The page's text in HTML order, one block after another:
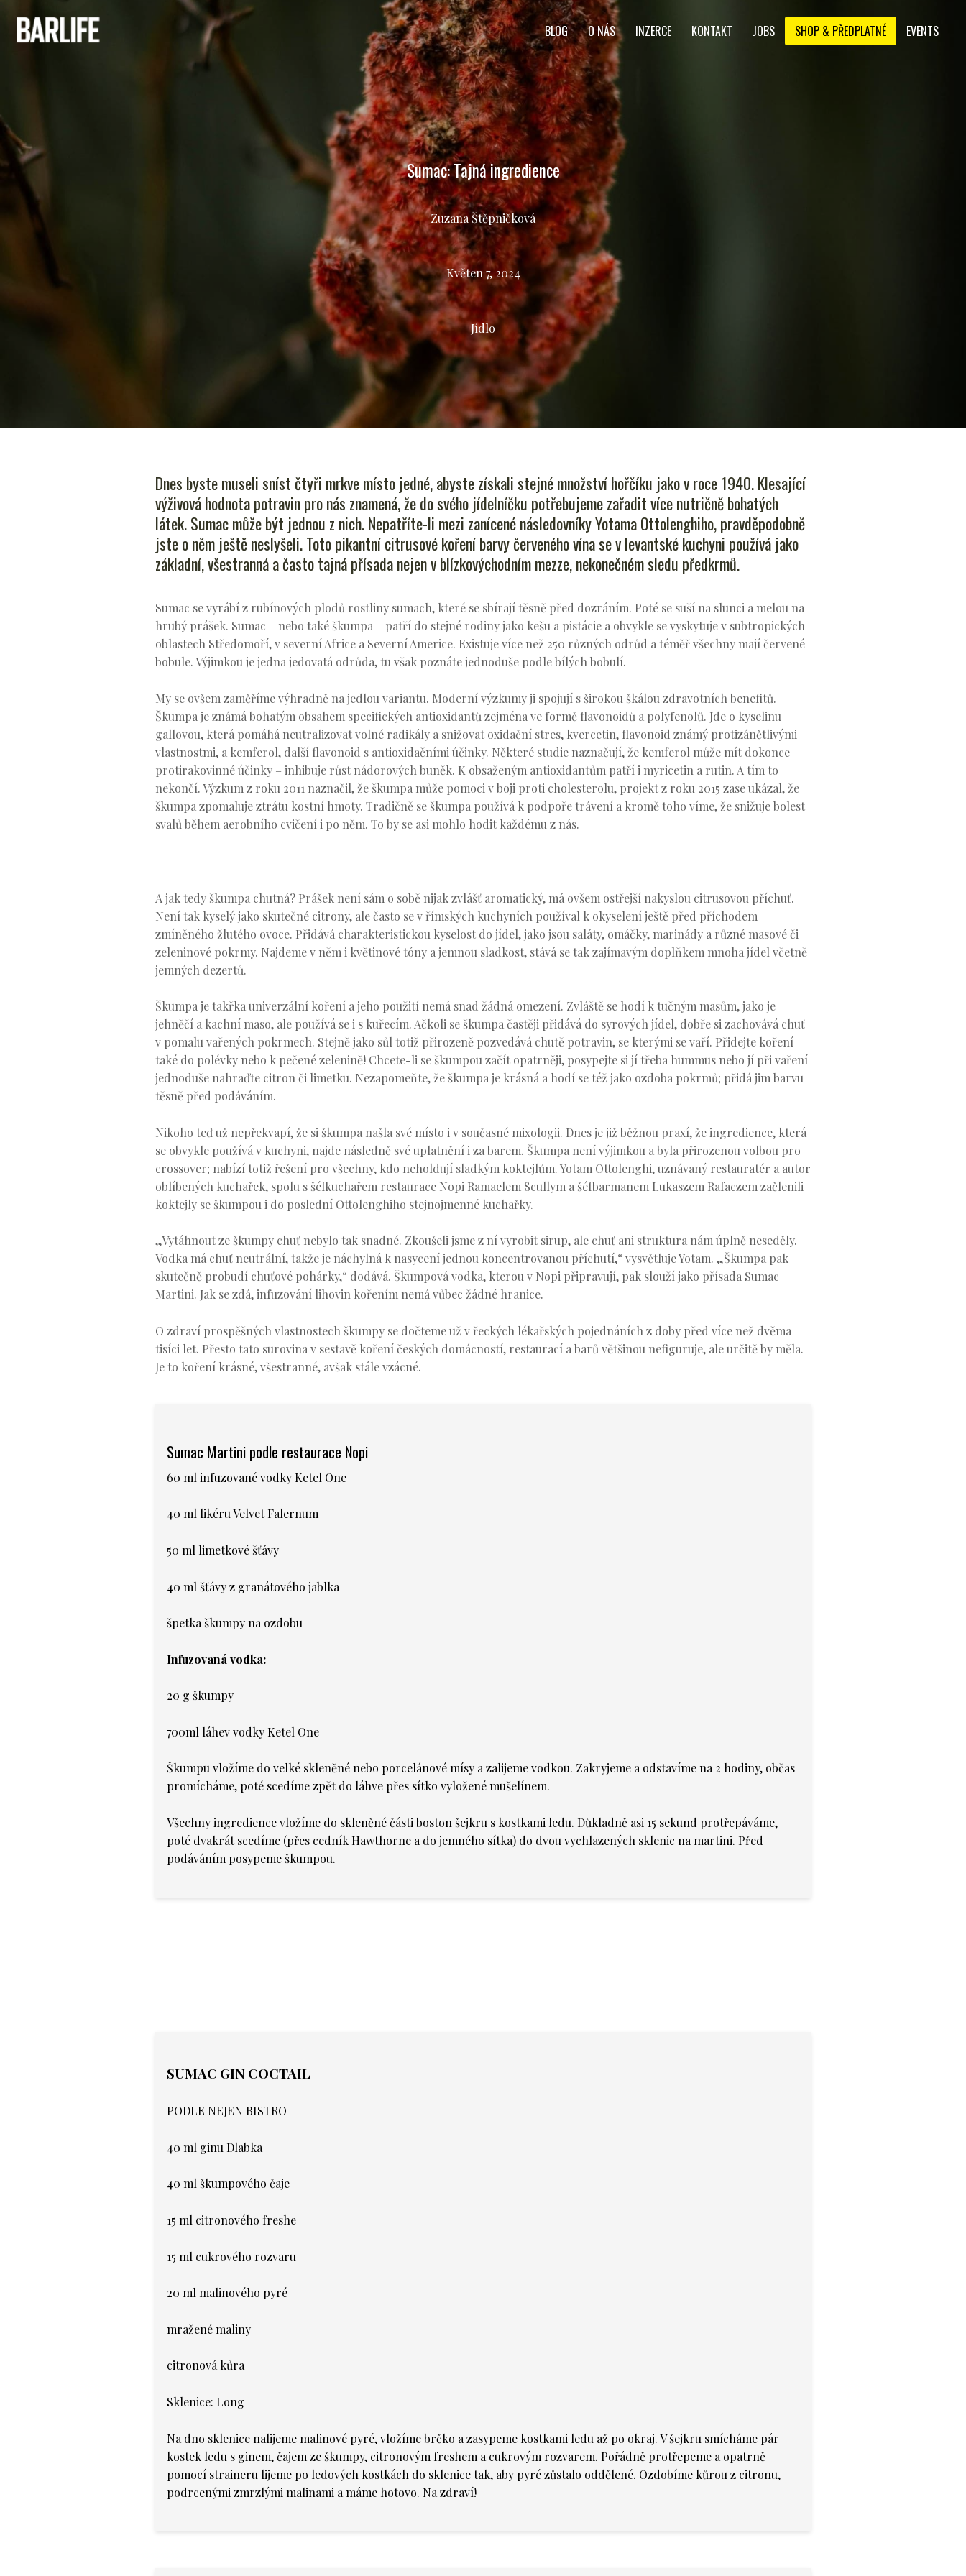
BLOG O NÁS INZERCE KONTAKT JOBS SHOP & PŘEDPLATNÉ EVENTS
Sumac: Tajná ingredience
Zuzana Štěpničková
Květen 7, 2024
Jídlo
Dnes byste museli sníst čtyři mrkve místo jedné, abyste získali stejné množství hořčíku jako v roce 1940. Klesající
výživová hodnota potravin pro nás znamená, že do svého jídelníčku potřebujeme zařadit více nutričně bohatých
látek. Sumac může být jednou z nich. Nepatříte-li mezi zanícené následovníky Yotama Ottolenghiho, pravděpodobně
jste o něm ještě neslyšeli. Toto pikantní citrusové koření barvy červeného vína se v levantské kuchyni používá jako
základní, všestranná a často tajná přísada nejen v blízkovýchodním mezze, nekonečném sledu předkrmů.
Sumac se vyrábí z rubínových plodů rostliny sumach, které se sbírají těsně před dozráním. Poté se suší na slunci a melou na
hrubý prášek. Sumac – nebo také škumpa – patří do stejné rodiny jako kešu a pistácie a obvykle se vyskytuje v subtropických
oblastech Středomoří, v severní Africe a Severní Americe. Existuje více než 250 různých odrůd a téměř všechny mají červené
bobule. Výjimkou je jedna jedovatá odrůda, tu však poznáte jednoduše podle bílých bobulí.
My se ovšem zaměříme výhradně na jedlou variantu. Moderní výzkumy ji spojují s širokou škálou zdravotních benefitů.
Škumpa je známá bohatým obsahem specifických antioxidantů zejména ve formě flavonoidů a polyfenolů. Jde o kyselinu
gallovou, která pomáhá neutralizovat volné radikály a snižovat oxidační stres, kvercetin, flavonoid známý protizánětlivými
vlastnostmi, a kemferol, další flavonoid s antioxidačními účinky. Některé studie naznačují, že kemferol může mít dokonce
protirakovinné účinky – inhibuje růst nádorových buněk. K obsaženým antioxidantům patří i myricetin a rutin. A tím to
nekončí. Výzkum z roku 2011 naznačil, že škumpa může pomoci v boji proti cholesterolu, projekt z roku 2015 zase ukázal, že
škumpa zpomaluje ztrátu kostní hmoty. Tradičně se škumpa používá k podpoře trávení a kromě toho víme, že snižuje bolest
svalů během aerobního cvičení i po něm. To by se asi mohlo hodit každému z nás.
A jak tedy škumpa chutná? Prášek není sám o sobě nijak zvlášť aromatický, má ovšem ostřejší nakyslou citrusovou příchuť.
Není tak kyselý jako skutečné citrony, ale často se v římských kuchyních používal k okyselení ještě před příchodem
zmíněného žlutého ovoce. Přidává charakteristickou kyselost do jídel, jako jsou saláty, omáčky, marinády a různé masové či
zeleninové pokrmy. Najdeme v něm i květinové tóny a jemnou sladkost, stává se tak zajímavým doplňkem mnoha jídel včetně
jemných dezertů.
Škumpa je takřka univerzální koření a jeho použití nemá snad žádná omezení. Zvláště se hodí k tučným masům, jako je
jehněčí a kachní maso, ale používá se i s kuřecím. Ačkoli se škumpa častěji přidává do syrových jídel, dobře si zachovává chuť
v pomalu vařených pokrmech. Stejně jako sůl totiž přirozeně pozvedává chutě potravin, se kterými se vaří. Přidejte koření
také do polévky nebo k pečené zelenině! Chcete-li se škumpou začít opatrněji, posypejte si jí třeba hummus nebo jí při vaření
jednoduše nahraďte citron či limetku. Nezapomeňte, že škumpa je krásná a hodí se též jako ozdoba pokrmů; přidá jim barvu
těsně před podáváním.
Nikoho teď už nepřekvapí, že si škumpa našla své místo i v současné mixologii. Dnes je již běžnou praxí, že ingredience, která
se obvykle používá v kuchyni, najde následně své uplatnění i za barem. Škumpa není výjimkou a byla přirozenou volbou pro
crossover; nabízí totiž řešení pro všechny, kdo neholdují sladkým koktejlům. Yotam Ottolenghi, uznávaný restauratér a autor
oblíbených kuchařek, spolu s šéfkuchařem restaurace Nopi Ramaelem Scullym a šéfbarmanem Lukaszem Rafaczem začlenili
koktejly se škumpou i do poslední Ottolenghiho stejnojmenné kuchařky.
„Vytáhnout ze škumpy chuť nebylo tak snadné. Zkoušeli jsme z ní vyrobit sirup, ale chuť ani struktura nám úplně neseděly.
Vodka má chuť neutrální, takže je náchylná k nasycení jednou koncentrovanou příchutí,“ vysvětluje Yotam. „Škumpa pak
skutečně probudí chuťové pohárky,“ dodává. Škumpová vodka, kterou v Nopi připravují, pak slouží jako přísada Sumac
Martini. Jak se zdá, infuzování lihovin kořením nemá vůbec žádné hranice.
O zdraví prospěšných vlastnostech škumpy se dočteme už v řeckých lékařských pojednáních z doby před více než dvěma
tisíci let. Přesto tato surovina v sestavě koření českých domácností, restaurací a barů většinou nefiguruje, ale určitě by měla.
Je to koření krásné, všestranné, avšak stále vzácné.
Sumac Martini podle restaurace Nopi
60 ml infuzované vodky Ketel One
40 ml likéru Velvet Falernum
50 ml limetkové šťávy
40 ml šťávy z granátového jablka
špetka škumpy na ozdobu
Infuzovaná vodka:
20 g škumpy
700ml láhev vodky Ketel One
Škumpu vložíme do velké skleněné nebo porcelánové mísy a zalijeme vodkou. Zakryjeme a odstavíme na 2 hodiny, občas
promícháme, poté scedíme zpět do láhve přes sítko vyložené mušelínem.
Všechny ingredience vložíme do skleněné části boston šejkru s kostkami ledu. Důkladně asi 15 sekund protřepáváme,
poté dvakrát scedíme (přes cedník Hawthorne a do jemného sítka) do dvou vychlazených sklenic na martini. Před
podáváním posypeme škumpou.
SUMAC GIN COCTAIL
PODLE NEJEN BISTRO
40 ml ginu Dlabka
40 ml škumpového čaje
15 ml citronového freshe
15 ml cukrového rozvaru
20 ml malinového pyré
mražené maliny
citronová kůra
Sklenice: Long
Na dno sklenice nalijeme malinové pyré, vložíme brčko a zasypeme kostkami ledu až po okraj. V šejkru smícháme pár
kostek ledu s ginem, čajem ze škumpy, citronovým freshem a cukrovým rozvarem. Pořádně protřepeme a opatrně
pomocí straineru lijeme po ledových kostkách do sklenice tak, aby pyré zůstalo oddělené. Ozdobíme kůrou z citronu,
podrcenými zmrzlými malinami a máme hotovo. Na zdraví!